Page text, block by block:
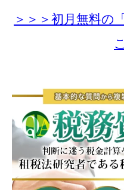
＞＞＞初月無料の